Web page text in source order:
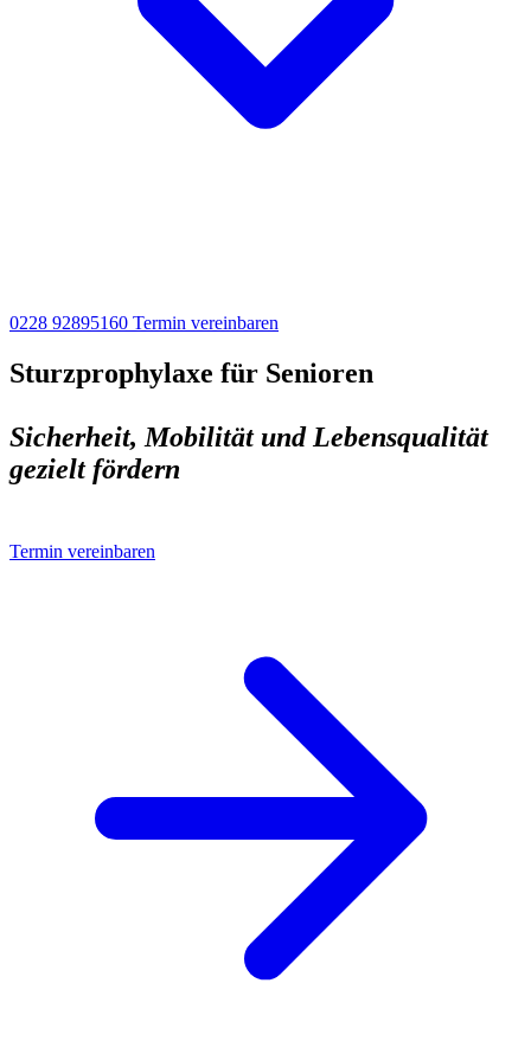
0228 92895160 Termin vereinbaren
Sturzprophylaxe für Senioren
Sicherheit, Mobilität und Lebensqualität
gezielt fördern
Termin vereinbaren